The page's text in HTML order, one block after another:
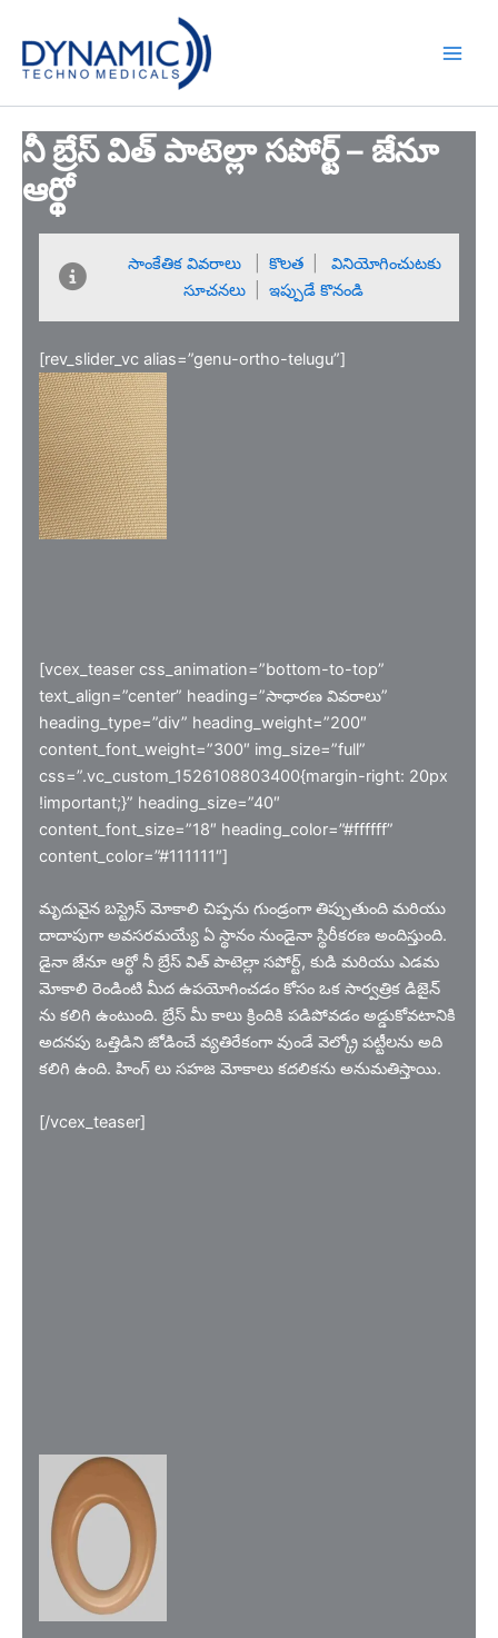
content
నీ బ్రేస్ విత్ పాటెల్లా సపోర్ట్ – జేనూ
ఆర్థో
సాంకేతిక వివరాలు| కొలత| వినియోగించుటకు
సూచనలు| ఇప్పుడే కొనండి
[rev_slider_vc alias=”genu-ortho-telugu”]
[vcex_teaser css_animation=”bottom-to-top”
text_align=”center” heading=”సాధారణ వివరాలు”
heading_type=”div” heading_weight=”200″
content_font_weight=”300″ img_size=”full”
css=”.vc_custom_1526108803400{margin-right: 20px
!important;}” heading_size=”40″
content_font_size=”18″ heading_color=”#ffffff”
content_color=”#111111″]
మృదువైన బస్ట్రెస్ మోకాలి చిప్పను గుండ్రంగా తిప్పుతుంది మరియు
దాదాపుగా అవసరమయ్యే ఏ స్థానం నుండైనా స్థిరీకరణ అందిస్తుంది.
డైనా జేనూ ఆర్థో నీ బ్రేస్ విత్ పాటెల్లా సపోర్ట్, కుడి మరియు ఎడమ
మోకాలి రెండింటి మీద ఉపయోగించడం కోసం ఒక సార్వత్రిక డిజైన్
ను కలిగి ఉంటుంది. బ్రేస్ మీ కాలు క్రిందికి పడిపోవడం అడ్డుకోవటానికి
అదనపు ఒత్తిడిని జోడించే వ్యతిరేకంగా వుండే వెల్క్రో పట్టీలను అది
కలిగి ఉంది. హింగ్ లు సహజ మోకాలు కదలికను అనుమతిస్తాయి.
[/vcex_teaser]